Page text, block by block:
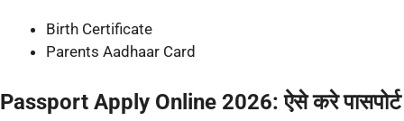
Birth Certificate
Parents Aadhaar Card
Passport Apply Online 2026: ऐसे करे पासपोर्ट